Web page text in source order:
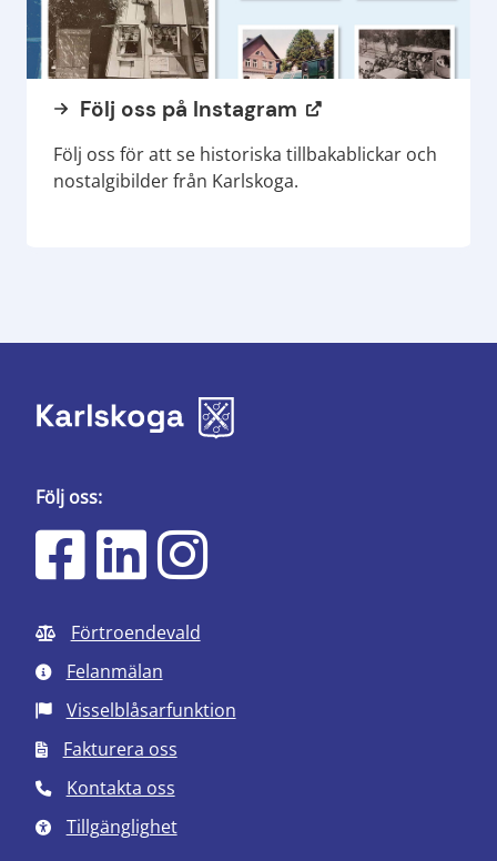
Följ oss på Instagram
Följ oss för att se historiska tillbakablickar och
nostalgibilder från Karlskoga.
Följ oss:
Förtroendevald
Felanmälan
Visselblåsarfunktion
Fakturera oss
Kontakta oss
Tillgänglighet